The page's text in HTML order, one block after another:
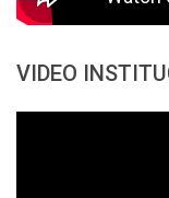
VIDEO